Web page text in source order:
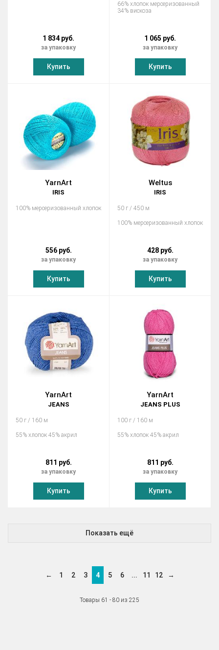
1 834 руб.
за упаковку
Купить
66% хлопок мерсеризованный
34% вискоза
1 065 руб.
за упаковку
Купить
YarnArt
IRIS
100% мерсеризованный хлопок
556 руб.
за упаковку
Купить
Weltus
IRIS
50 г / 450 м
100% мерсеризованный хлопок
428 руб.
за упаковку
Купить
YarnArt
JEANS
50 г / 160 м
55% хлопок 45% акрил
811 руб.
за упаковку
Купить
YarnArt
JEANS PLUS
100 г / 160 м
55% хлопок 45% акрил
811 руб.
за упаковку
Купить
Показать ещё
Товары 61 - 80 из 225
← 1 2 3 4 5 6 ... 11 12 →